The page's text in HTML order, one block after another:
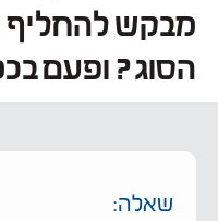
מבקש להחליף
הסוג ? ופעם
שאלה: